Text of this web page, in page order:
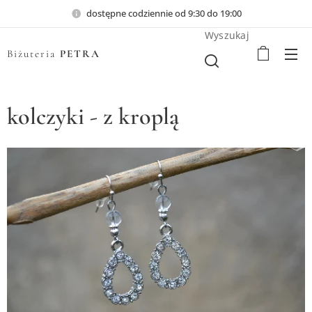
dostępne codziennie od 9:30 do 19:00
Biżuteria PETRA
Wyszukaj
kolczyki - z kroplą